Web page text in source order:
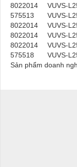
8022014
VUVS-
575513
VUVS-
8022014
VUVS-
8022014
VUVS-
8022014
VUVS-
575518
VUVS-
Sản phẩm doanh